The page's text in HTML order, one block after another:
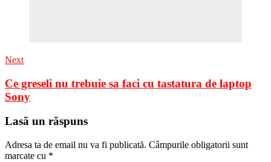
Next
Ce greseli nu trebuie sa faci cu tastatura de laptop
Sony
Lasă un răspuns
Adresa ta de email nu va fi publicată. Câmpurile obligatorii sunt
marcate cu *